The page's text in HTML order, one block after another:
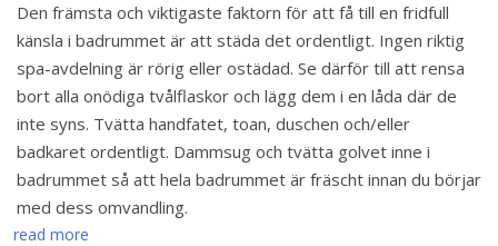
Den främsta och viktigaste faktorn för att få till en fridfull
känsla i badrummet är att städa det ordentligt. Ingen riktig
spa-avdelning är rörig eller ostädad. Se därför till att rensa
bort alla onödiga tvålflaskor och lägg dem i en låda där de
inte syns. Tvätta handfatet, toan, duschen och/eller
badkaret ordentligt. Dammsug och tvätta golvet inne i
badrummet så att hela badrummet är fräscht innan du börjar
med dess omvandling.
read more